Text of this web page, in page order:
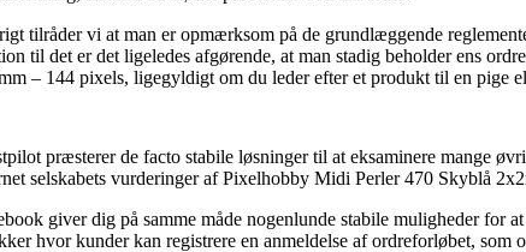
tilråder vi at man er opmærksom på de grundlæggende
til det er det ligeledes afgørende, at man stadig beholder ens
– 144 pixels, ligegyldigt om du leder efter et produkt til en pige
præsterer de facto stabile løsninger til at eksaminere mange
selskabets vurderinger af Pixelhobby Midi Perler 470 Skyblå
giver dig på samme måde nogenlunde stabile muligheder for
hvor kunder kan registrere en anmeldelse af ordreforløbet, som